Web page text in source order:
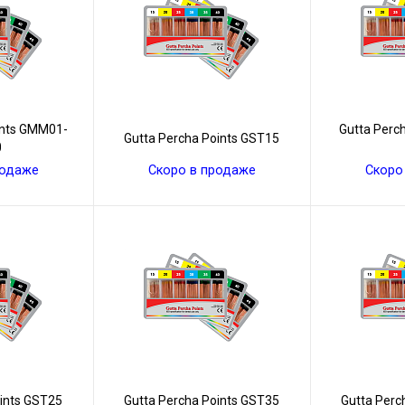
GMM01-
Gutta Percha Points GST15
Скоро в продаже
Gutta
GST25 Gutta Percha Points GST35 Gutta